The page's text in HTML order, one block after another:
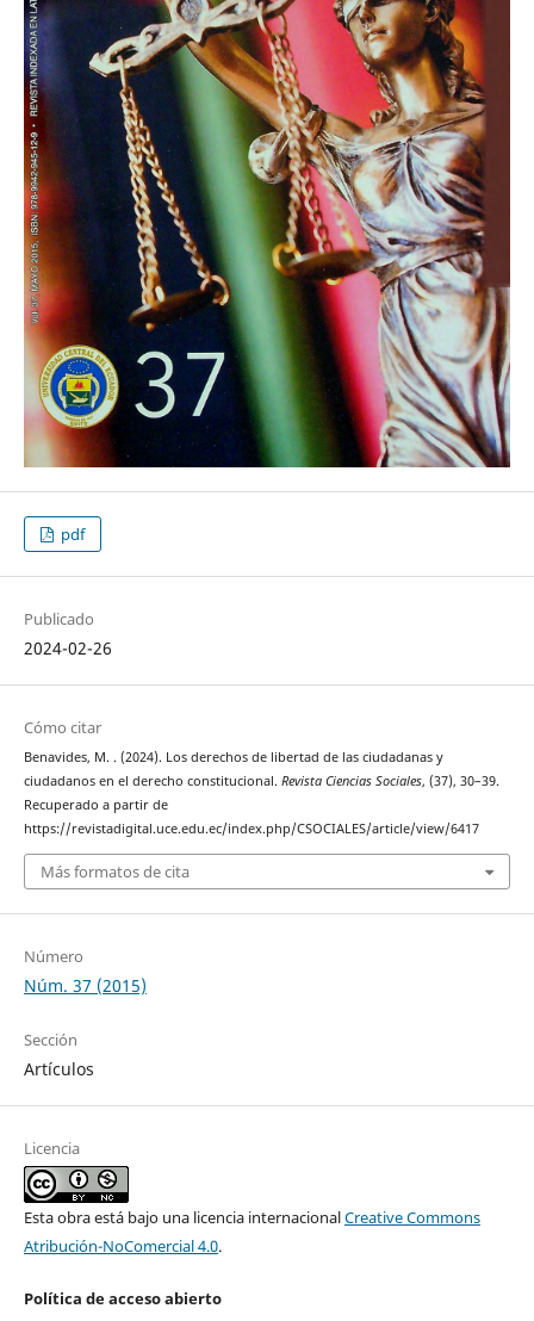
pdf
Publicado
2024-02-26
Cómo citar
Benavides, M. . (2024). Los derechos de libertad de las ciudadanas y
ciudadanos en el derecho constitucional. Revista Ciencias Sociales, (37), 30–39.
Recuperado a partir de
https://revistadigital.uce.edu.ec/index.php/CSOCIALES/article/view/6417
Más formatos de cita
Número
Núm. 37 (2015)
Sección
Artículos
Licencia
Esta obra está bajo una licencia internacionalCreative Commons
Atribución-NoComercial 4.0.
Política de acceso abierto